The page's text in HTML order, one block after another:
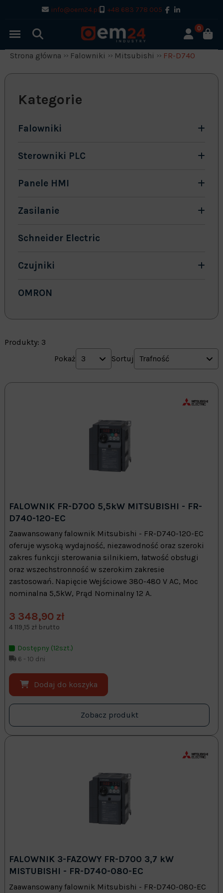
info@oem24.pl +48 683 778 005
0
Strona główna Falowniki Mitsubishi FR-D740
Produkty: 3
Pokaż
3 Sortuj Trafność
FALOWNIK FR-D700 5,5kW MITSUBISHI - FR-
D740-120-EC
Zaawansowany falownik Mitsubishi - FR-D740-120-EC
oferuje wysoką wydajność, niezawodność oraz szeroki
zakres funkcji sterowania silnikiem, łatwość obsługi
oraz wszechstronność w szerokim zakresie
zastosowań. Napięcie Wejściowe 380-480 V AC, Moc
nominalna 5,5kW, Prąd Nominalny 12 A.
3 348,90 zł
4 119,15 zł brutto
Dostępny (12szt.)
6 - 10 dni
Dodaj do koszyka
Zobacz produkt
FALOWNIK 3-FAZOWY FR-D700 3,7 kW
MISTUBISHI - FR-D740-080-EC
Zaawansowany falownik Mitsubishi - FR-D740-080-EC
Kategorie
Falowniki
Sterowniki PLC
Panele HMI
Zasilanie
Schneider Electric
Czujniki
OMRON